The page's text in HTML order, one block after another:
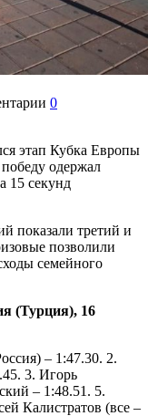
0
этап Кубка Европы
одержал
15 секунд
показали третий и
позволили
семейного
(Турция), 16
– 1:47.30. 2.
3. Игорь
– 1:48.51. 5.
Калистратов (все –